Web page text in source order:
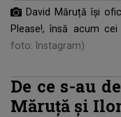
David Măruță își
Please!, însă acum
foto: Instagram)
De ce s-au
Măruță și